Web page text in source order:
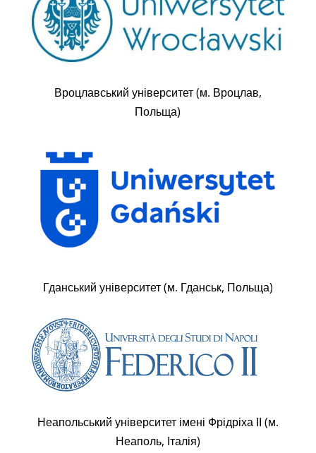
Вроцлавський університет (м. Вроцлав,
Польща)
Гданський університет (м. Гданськ, Польща)
Неапольський університет імені Фрідріха ІІ (м.
Неаполь, Італія)